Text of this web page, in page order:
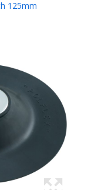
125mm